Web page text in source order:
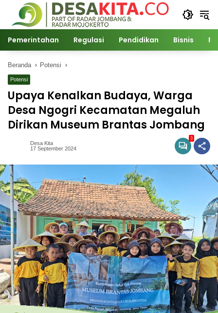
Langsung
konten
Pemerintahan Regulasi Pendidikan Bisnis
Beranda Potensi
Potensi
Upaya Kenalkan Budaya, Warga
Desa Ngogri Kecamatan Megaluh
Dirikan Museum Brantas Jombang
Desa Kita
17 September 2024
3